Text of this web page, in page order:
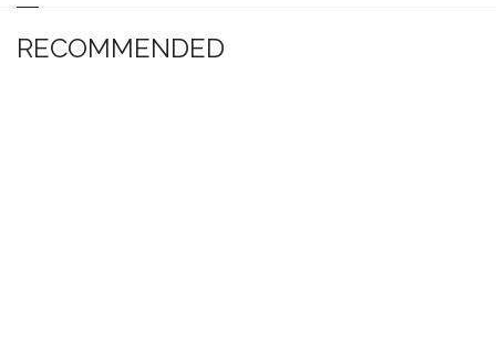
RECOMMENDED